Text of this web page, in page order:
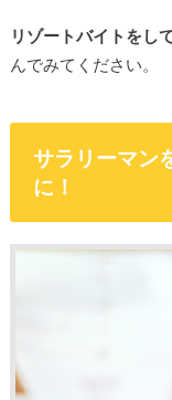
リゾートバイトをし
んでみてください。
サラリーマン
に！